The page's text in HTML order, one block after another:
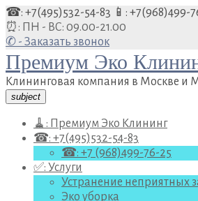
Перейти
к
содержанию
☎: +7(495)532-54-83 📱: +7(968)499-
⏰: ПН - ВС: 09.00-21.00
✆ - Заказать звонок
Премиум Эко
Клининговая компания в Москве и
subject
🧹: Премиум Эко Клининг
☎: +7(495)532-54-83
☎: +7 (968)499-76-25
✅: Услуги
Устранение неприятных
Эко уборка